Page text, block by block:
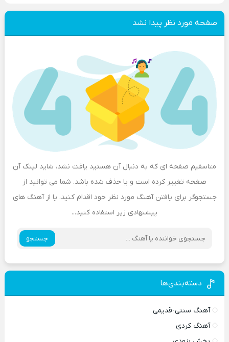
صفحه مورد نظر پیدا نشد
متاسفیم صفحه ای که به دنبال آن هستید یافت نشد، شاید لینک آن
صغحه تغییر کرده است و یا حذف شده باشد. شما می توانید از
جستجوگر برای یافتن آهنگ مورد نظر خود اقدام کنید، یا از آهنگ های
پیشنهادی زیر استفاده کنید...
جستجو
دسته‌بندی‌ها
آهنگ سنتی-قدیمی
آهنگ کردی